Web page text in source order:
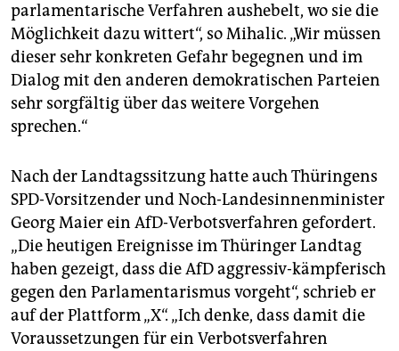
parlamentarische Verfahren aushebelt, wo sie die
Möglichkeit dazu wittert“, so Mihalic. „Wir müssen
dieser sehr konkreten Gefahr begegnen und im
Dialog mit den anderen demokratischen Parteien
sehr sorgfältig über das weitere Vorgehen
sprechen.“
Nach der Landtagssitzung hatte auch Thüringens
SPD-Vorsitzender und Noch-Landesinnenminister
Georg Maier ein AfD-Verbotsverfahren gefordert.
„Die heutigen Ereignisse im Thüringer Landtag
haben gezeigt, dass die AfD aggressiv-kämpferisch
gegen den Parlamentarismus vorgeht“, schrieb er
auf der Plattform „X“. „Ich denke, dass damit die
Voraussetzungen für ein Verbotsverfahren